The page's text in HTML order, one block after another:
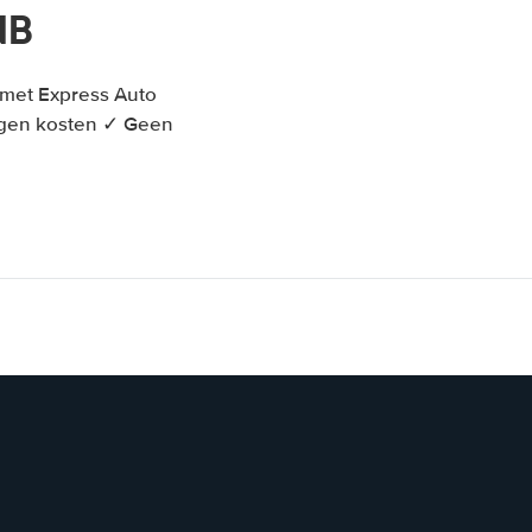
Express Auto
kosten ✓ Geen